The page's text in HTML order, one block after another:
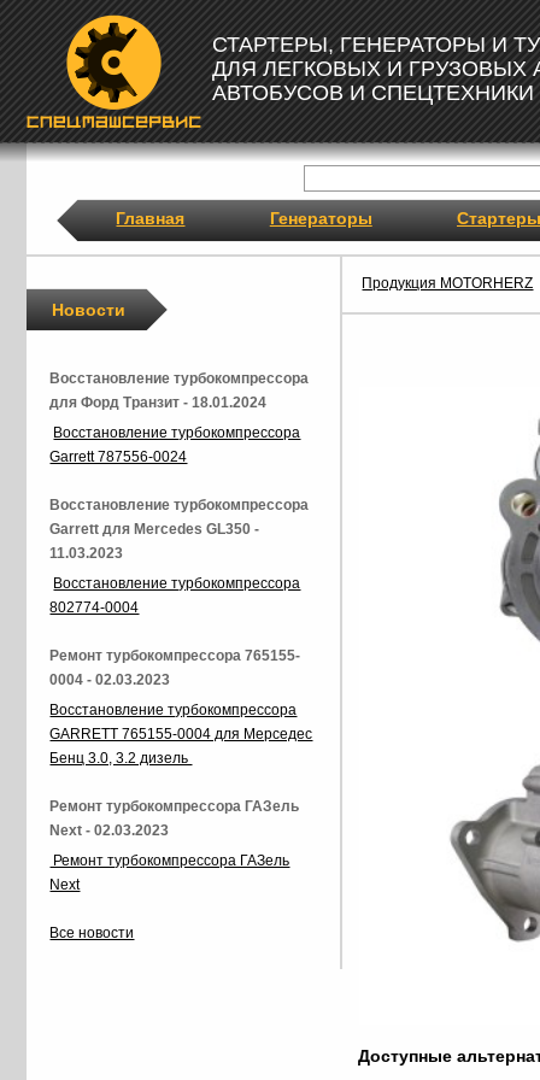
СТАРТЕРЫ, ГЕНЕРАТОРЫ И
ДЛЯ ЛЕГКОВЫХ И ГРУЗОВЫХ
АВТОБУСОВ И СПЕЦТЕХНИКИ
Главная Генераторы Стартеры
Продукция MOTORHERZ
Доступные
Новости
Восстановление турбокомпрессора
для Форд Транзит - 18.01.2024
Восстановление турбокомпрессора
Garrett 787556-0024
Восстановление турбокомпрессора
Garrett для Mercedes GL350 -
11.03.2023
Восстановление турбокомпрессора
802774-0004
Ремонт турбокомпрессора 765155-
0004 - 02.03.2023
Восстановление турбокомпрессора
GARRETT 765155-0004 для Мерседес
Бенц 3.0, 3.2 дизель
Ремонт турбокомпрессора ГАЗель
Next - 02.03.2023
Ремонт турбокомпрессора ГАЗель
Next
Все новости